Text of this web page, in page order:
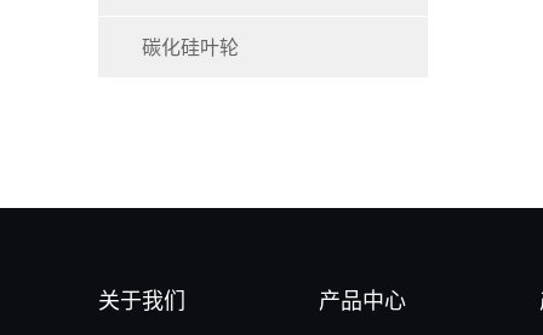
碳化硅叶轮
关于我们 产品中心